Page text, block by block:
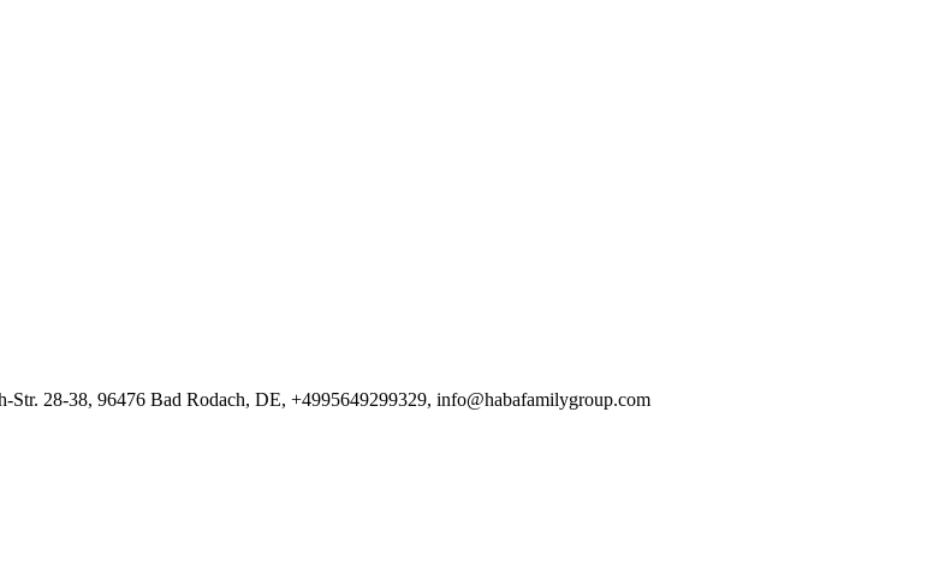
28-38, 96476 Bad Rodach, DE, +4995649299329, info@habafamilygroup.com